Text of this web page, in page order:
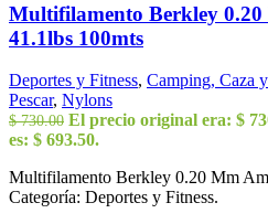
Multifilamento Berkley
41.1lbs 100mts
Deportes y Fitness, Camping, Caza y
Pescar, Nylons
$730.00 El precio original era: $
es: $ 693.50.
Multifilamento Berkley 0.20 Mm
Categoría: Deportes y Fitness.